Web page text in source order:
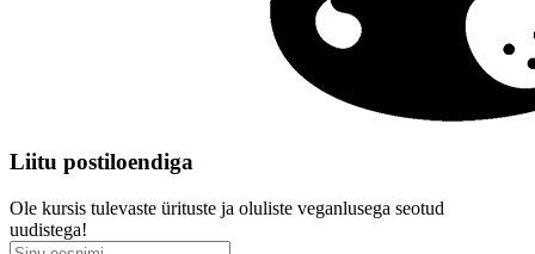
Liitu postiloendiga
Ole kursis tulevaste ürituste ja oluliste veganlusega seotud
uudistega!